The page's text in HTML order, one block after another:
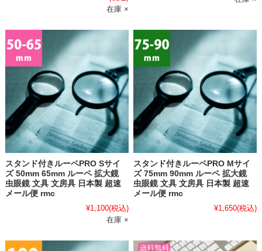
在庫 ×
スタンド付きルーペPRO Sサイ
ズ 50mm 65mm ルーペ 拡大鏡
虫眼鏡 文具 文房具 日本製 超速
メール便 rmc
¥1,100(税込)
在庫 ×
スタンド付きルーペPRO Mサイ
ズ 75mm 90mm ルーペ 拡大鏡
虫眼鏡 文具 文房具 日本製 超速
メール便 rmc
¥1,650(税込)